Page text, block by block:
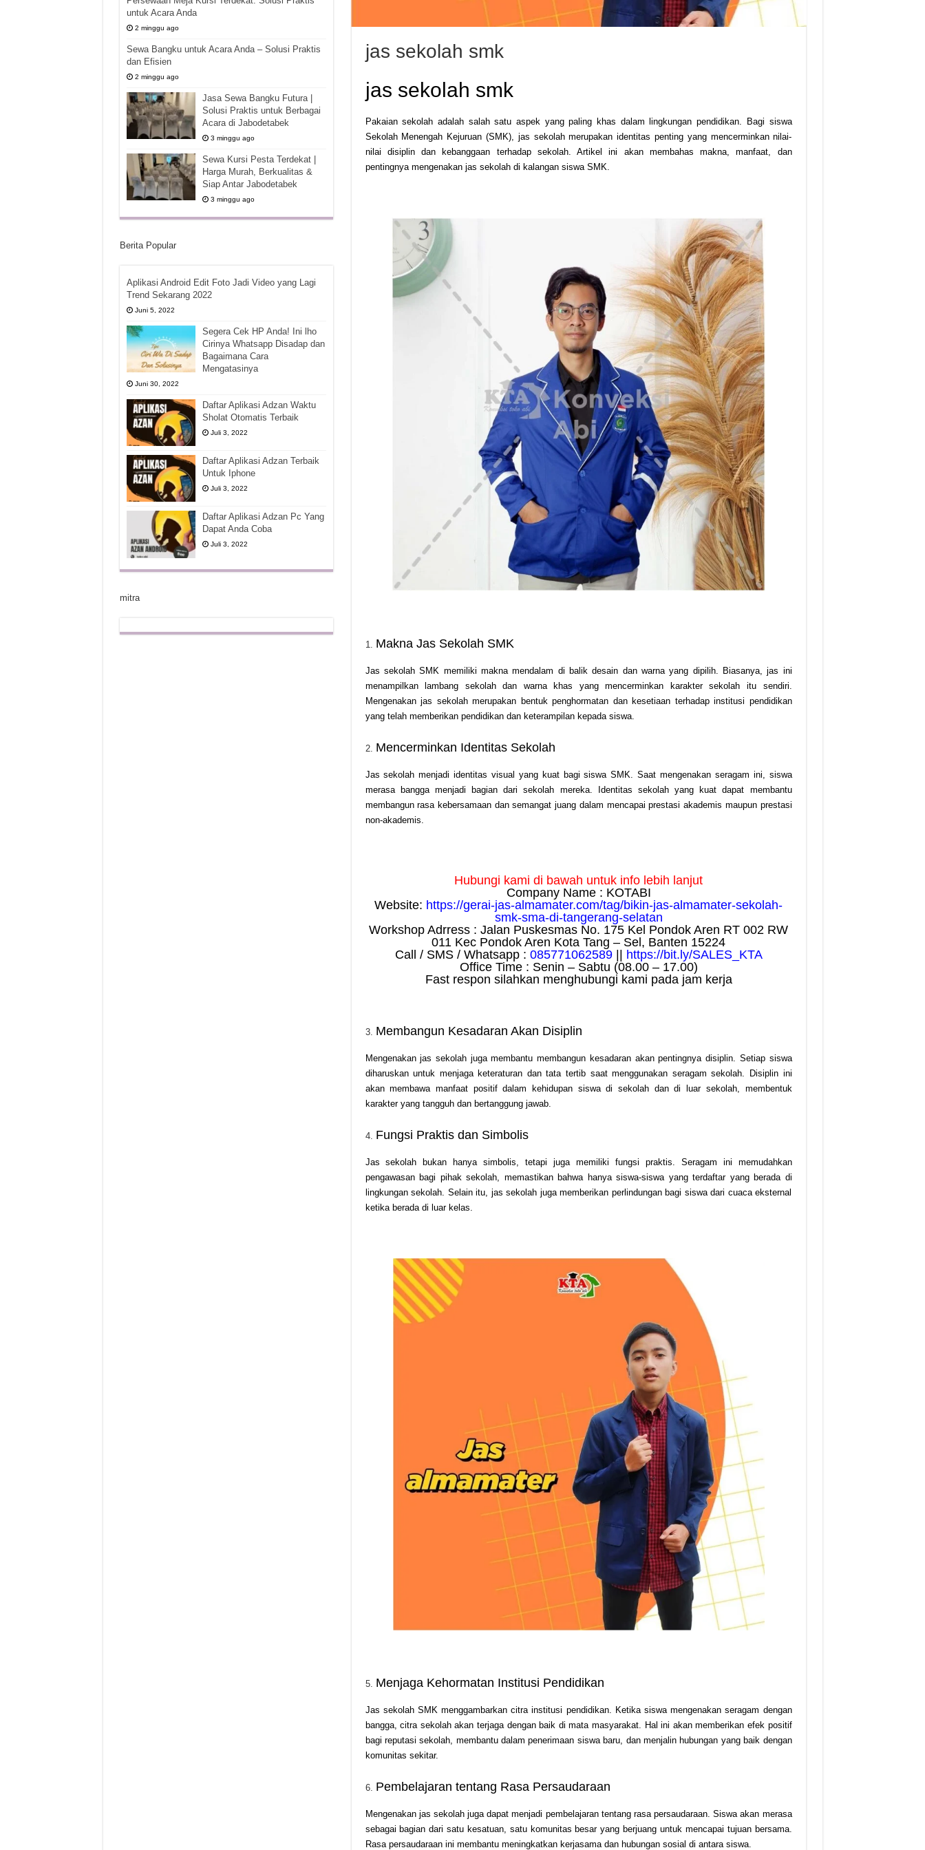
jas sekolah smk
jas sekolah smk
Pakaian sekolah adalah salah satu aspek yang paling khas dalam lingkungan pendidikan. Bagi siswa
Sekolah Menengah Kejuruan (SMK), jas sekolah merupakan identitas penting yang mencerminkan nilai-
nilai disiplin dan kebanggaan terhadap sekolah. Artikel ini akan membahas makna, manfaat, dan
pentingnya mengenakan jas sekolah di kalangan siswa SMK.
Makna Jas Sekolah SMK
Jas sekolah SMK memiliki makna mendalam di balik desain dan warna yang dipilih. Biasanya, jas ini
menampilkan lambang sekolah dan warna khas yang mencerminkan karakter sekolah itu sendiri.
Mengenakan jas sekolah merupakan bentuk penghormatan dan kesetiaan terhadap institusi pendidikan
yang telah memberikan pendidikan dan keterampilan kepada siswa.
Mencerminkan Identitas Sekolah
Jas sekolah menjadi identitas visual yang kuat bagi siswa SMK. Saat mengenakan seragam ini, siswa
merasa bangga menjadi bagian dari sekolah mereka. Identitas sekolah yang kuat dapat membantu
membangun rasa kebersamaan dan semangat juang dalam mencapai prestasi akademis maupun prestasi
non-akademis.
Hubungi kami di bawah untuk info lebih lanjut
Company Name : KOTABI
Website: https://gerai-jas-almamater.com/tag/bikin-jas-almamater-sekolah-
smk-sma-di-tangerang-selatan
Workshop Adrress : Jalan Puskesmas No. 175 Kel Pondok Aren RT 002 RW
011 Kec Pondok Aren Kota Tang – Sel, Banten 15224
Call / SMS / Whatsapp : 085771062589||
https://bit.ly/SALES_KTA
Office Time : Senin – Sabtu (08.00 – 17.00)
Fast respon silahkan menghubungi kami pada jam kerja
Membangun Kesadaran Akan Disiplin
Mengenakan jas sekolah juga membantu membangun kesadaran akan pentingnya disiplin. Setiap siswa
diharuskan untuk menjaga keteraturan dan tata tertib saat menggunakan seragam sekolah. Disiplin ini
akan membawa manfaat positif dalam kehidupan siswa di sekolah dan di luar sekolah, membentuk
karakter yang tangguh dan bertanggung jawab.
Fungsi Praktis dan Simbolis
Jas sekolah bukan hanya simbolis, tetapi juga memiliki fungsi praktis. Seragam ini memudahkan
pengawasan bagi pihak sekolah, memastikan bahwa hanya siswa-siswa yang terdaftar yang berada di
lingkungan sekolah. Selain itu, jas sekolah juga memberikan perlindungan bagi siswa dari cuaca eksternal
ketika berada di luar kelas.
Menjaga Kehormatan Institusi Pendidikan
Jas sekolah SMK menggambarkan citra institusi pendidikan. Ketika siswa mengenakan seragam dengan
bangga, citra sekolah akan terjaga dengan baik di mata masyarakat. Hal ini akan memberikan efek positif
bagi reputasi sekolah, membantu dalam penerimaan siswa baru, dan menjalin hubungan yang baik dengan
komunitas sekitar.
Pembelajaran tentang Rasa Persaudaraan
Mengenakan jas sekolah juga dapat menjadi pembelajaran tentang rasa persaudaraan. Siswa akan merasa
sebagai bagian dari satu kesatuan, satu komunitas besar yang berjuang untuk mencapai tujuan bersama.
Rasa persaudaraan ini membantu meningkatkan kerjasama dan hubungan sosial di antara siswa.
untuk Acara Anda
2 minggu ago
Sewa Bangku untuk Acara Anda – Solusi Praktis
dan Efisien
2 minggu ago
Jasa Sewa Bangku Futura |
Solusi Praktis untuk Berbagai
Acara di Jabodetabek
3 minggu ago
Sewa Kursi Pesta Terdekat |
Harga Murah, Berkualitas &
Siap Antar Jabodetabek
3 minggu ago
Berita Popular
Aplikasi Android Edit Foto Jadi Video yang Lagi
Trend Sekarang 2022
Juni 5, 2022
Segera Cek HP Anda! Ini lho
Cirinya Whatsapp Disadap dan
Bagaimana Cara
Mengatasinya
Juni 30, 2022
Daftar Aplikasi Adzan Waktu
Sholat Otomatis Terbaik
Juli 3, 2022
Daftar Aplikasi Adzan Terbaik
Untuk Iphone
Juli 3, 2022
Daftar Aplikasi Adzan Pc Yang
Dapat Anda Coba
Juli 3, 2022
mitra